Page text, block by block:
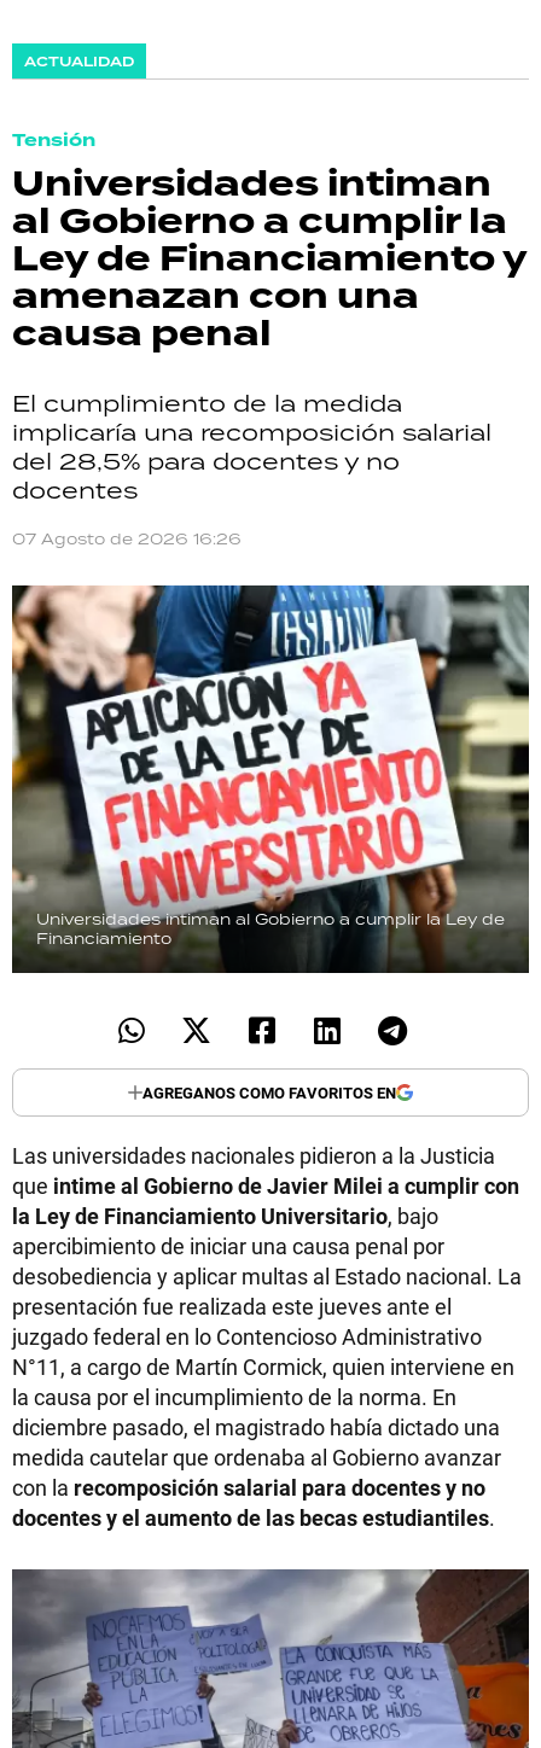
ACTUALIDAD
Tensión
Universidades intiman
al Gobierno a cumplir la
Ley de Financiamiento y
amenazan con una
causa penal
El cumplimiento de la medida
implicaría una recomposición salarial
del 28,5% para docentes y no
docentes
07 Agosto de 2026 16:26
Universidades intiman al Gobierno a cumplir la Ley de
Financiamiento
AGREGANOS COMO FAVORITOS EN
Las universidades nacionales pidieron a la Justicia
que intime al Gobierno de Javier Milei a cumplir con
la Ley de Financiamiento Universitario, bajo
apercibimiento de iniciar una causa penal por
desobediencia y aplicar multas al Estado nacional. La
presentación fue realizada este jueves ante el
juzgado federal en lo Contencioso Administrativo
N°11, a cargo de Martín Cormick, quien interviene en
la causa por el incumplimiento de la norma. En
diciembre pasado, el magistrado había dictado una
medida cautelar que ordenaba al Gobierno avanzar
con la recomposición salarial para docentes y no
docentes y el aumento de las becas estudiantiles.